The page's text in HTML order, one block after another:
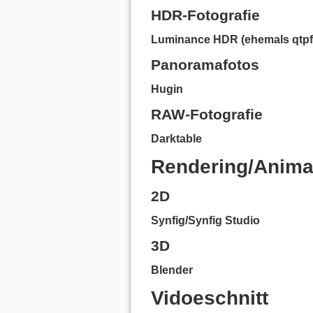
HDR-Fotografie
Luminance HDR (ehemals
Panoramafotos
Hugin
RAW-Fotografie
Darktable
Rendering/
2D
Synfig/Synfig Studio
3D
Blender
Vidoeschnitt